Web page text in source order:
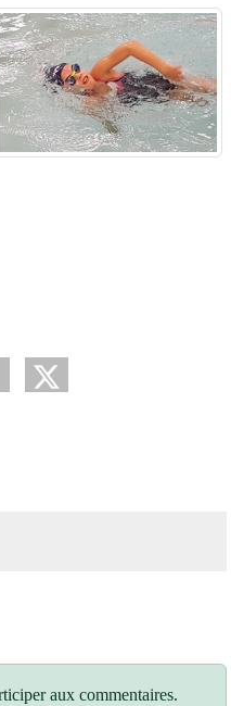
aux commentaires.